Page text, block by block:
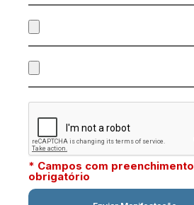
* Campos com preenchimento
obrigatório